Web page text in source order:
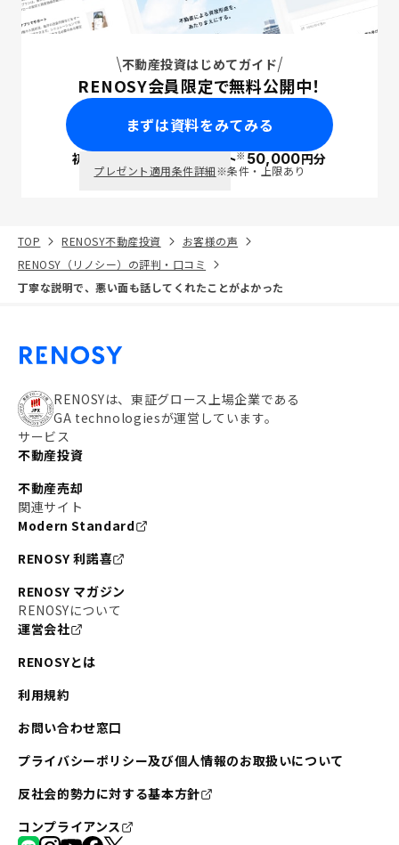
不動産投資はじめてガイド
RENOSY会員限定で無料公開中！
まずは資料をみてみる
初回面談で ポイント※50,000円分
プレゼント適用条件詳細※条件・上限あり
TOP RENOSY不動産投資
お客様の声
RENOSY（リノシー）の評判・口コミ
丁寧な説明で、悪い面も話してくれたことがよかった
RENOSYは、東証グロース上場企業である
GA technologiesが運営しています。
サービス
不動産投資
不動産売却
関連サイト
Modern Standard
RENOSY 利諾喜
RENOSY マガジン
RENOSYについて
運営会社
RENOSYとは
利用規約
お問い合わせ窓口
プライバシーポリシー及び個人情報のお取扱いについて
反社会的勢力に対する基本方針
コンプライアンス